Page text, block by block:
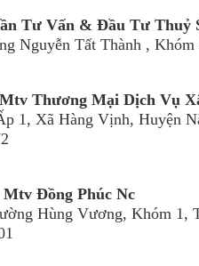
Tư Vấn & Đầu Tư Thuỷ
Nguyễn Tất Thành ,
Thương Mại Dịch Vụ
1, Xã Hàng Vịnh, Huyện
Đồng Phúc Nc
Hùng Vương, Khóm 1,